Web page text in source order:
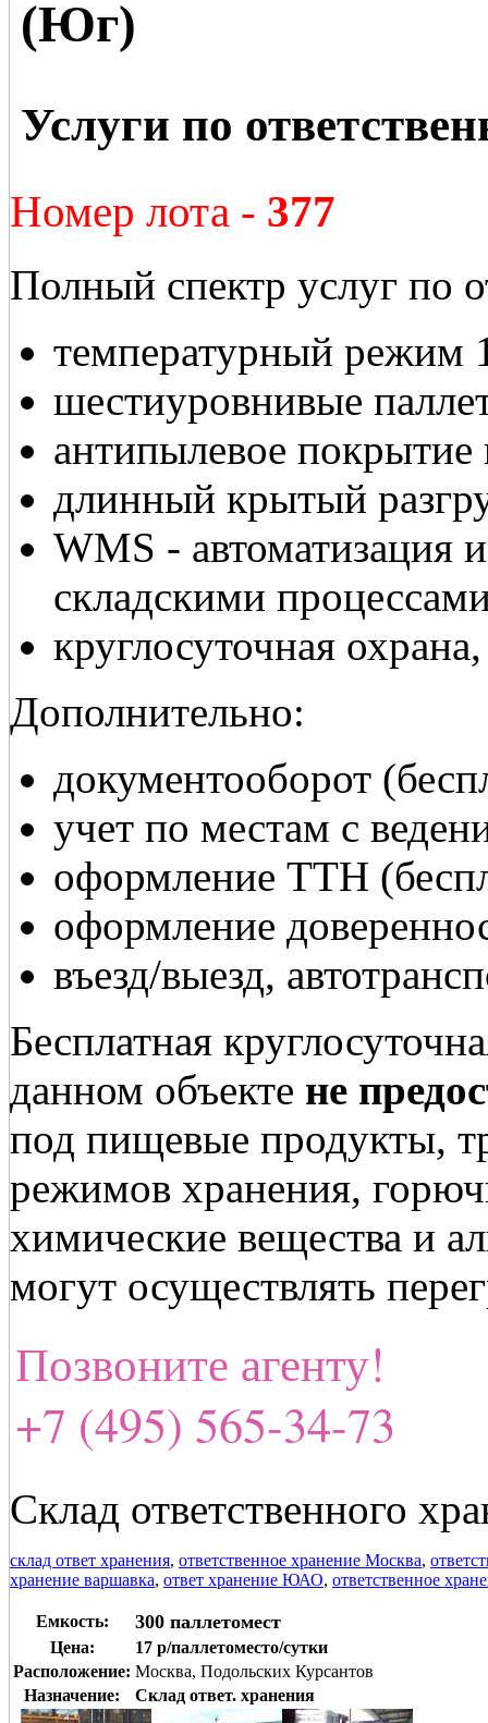
(Юг)
Услуги по
Номер лота - 377
Полный спектр услуг по
температурный режим
шестиуровнивые
антипылевое покрытие
длинный крытый
WMS - автоматизация
складскими
круглосуточная
Дополнительно:
документооборот
учет по местам с
оформление ТТН
оформление
въезд/выезд,
Бесплатная
данном объекте не
под пищевые продукты,
режимов хранения,
химические вещества и
могут осуществлять
Позвоните агенту!
+7 (495) 565-34-73
Склад ответственного
склад ответ хранения, ответственное хранение Москва,
хранение варшавка, ответ хранение ЮАО, ответственное
Емкость: 300 паллетомест
Цена:
17 р/паллетоместо/сутки
Расположение: Москва, Подольских Курсантов
Назначение:
Склад ответ. хранения